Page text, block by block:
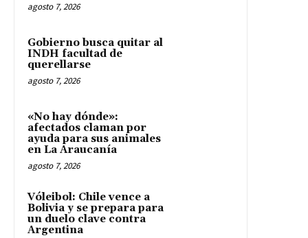
agosto 7, 2026
Gobierno busca quitar al
INDH facultad de
querellarse
agosto 7, 2026
«No hay dónde»:
afectados claman por
ayuda para sus animales
en La Araucanía
agosto 7, 2026
Vóleibol: Chile vence a
Bolivia y se prepara para
un duelo clave contra
Argentina